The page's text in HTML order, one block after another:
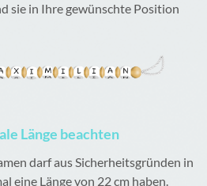
sie in Ihre gewünschte Position
Länge beachten
darf aus Sicherheitsgründen in
eine Länge von 22 cm haben.